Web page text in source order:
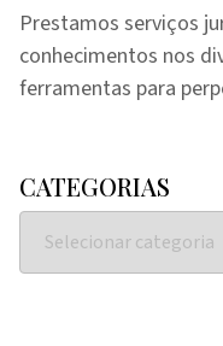
Prestamos serviços
conhecimentos nos
ferramentas para
CATEGORIAS